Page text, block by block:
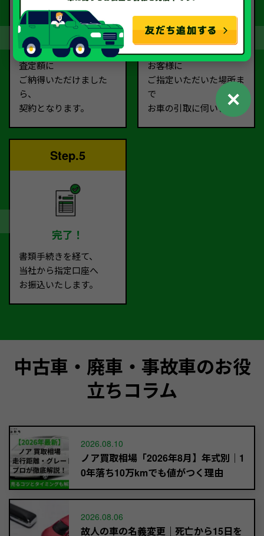
契約
査定額に
ご納得いただけました
ら、
契約となります。
お引取り
お客様に
ご指定いただいた場所ま
で
お車の引取に伺います。
Step.5
完了！
書類手続きを経て、
当社から指定口座へ
お振込いたします。
中古車・廃車・事故車のお役
立ちコラム
2026.08.10
ノア買取相場「2026年8月】年式別｜1
0年落ち10万kmでも値がつく理由
2026.08.06
故人の車の名義変更｜死亡から15日を
✕